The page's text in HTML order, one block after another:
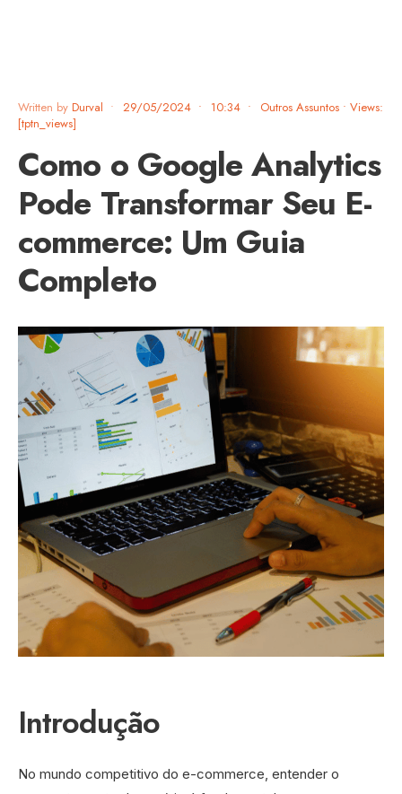
Written by Durval • 29/05/2024 • 10:34 • Outros Assuntos • Views:
[tptn_views]
Como o Google Analytics
Pode Transformar Seu E-
commerce: Um Guia
Completo
Introdução
No mundo competitivo do e-commerce, entender o